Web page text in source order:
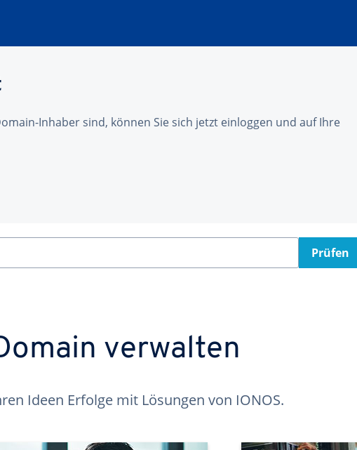
Inhaber sind, können Sie sich jetzt einloggen und auf Ihre
Prüfen
verwalten
Ideen Erfolge mit Lösungen von IONOS.